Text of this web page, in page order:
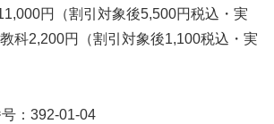
円（割引対象後5,500円税込・実
科2,200円（割引対象後1,100税込・実
：392-01-04